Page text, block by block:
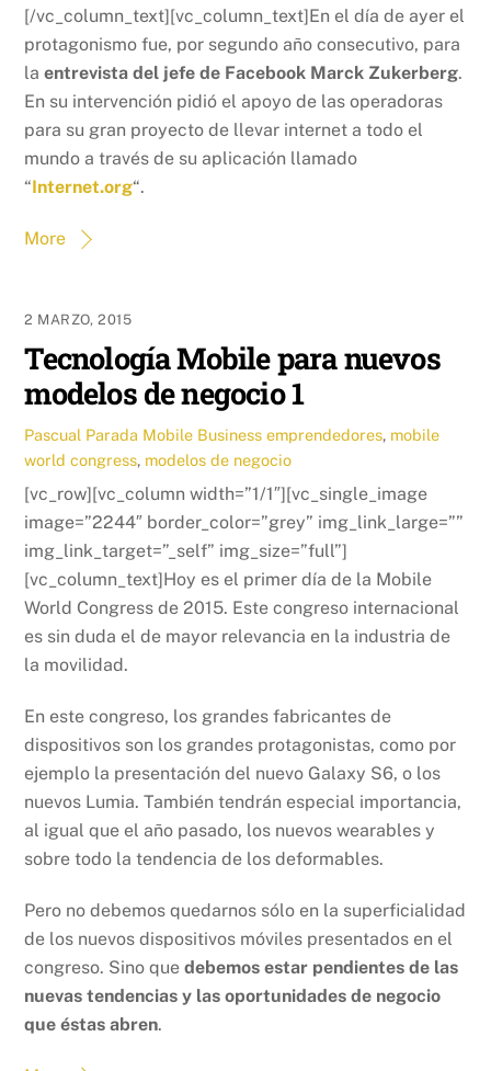
[/vc_column_text][vc_column_text]En el día de ayer el
protagonismo fue, por segundo año consecutivo, para
laentrevista del jefe de Facebook Marck Zukerberg.
En su intervención pidió el apoyo de las operadoras
para su gran proyecto de llevar internet a todo el
mundo a través de su aplicación llamado
“Internet.org“.
More
2 MARZO, 2015
Tecnología Mobile para nuevos
modelos de negocio 1
Pascual Parada Mobile Business emprendedores, mobile
world congress, modelos de negocio
[vc_row][vc_column width=”1/1″][vc_single_image
image=”2244″ border_color=”grey” img_link_large=””
img_link_target=”_self” img_size=”full”]
[vc_column_text]Hoy es el primer día de la Mobile
World Congress de 2015. Este congreso internacional
es sin duda el de mayor relevancia en la industria de
la movilidad.
En este congreso, los grandes fabricantes de
dispositivos son los grandes protagonistas, como por
ejemplo la presentación del nuevo Galaxy S6, o los
nuevos Lumia. También tendrán especial importancia,
al igual que el año pasado, los nuevos wearables y
sobre todo la tendencia de los deformables.
Pero no debemos quedarnos sólo en la superficialidad
de los nuevos dispositivos móviles presentados en el
congreso. Sino quedebemos estar pendientes de las
nuevas tendencias y las oportunidades de negocio
que éstas abren.